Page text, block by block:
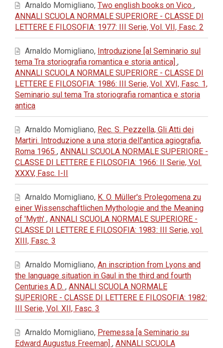
Arnaldo Momigliano, Two english books on Vico ,
ANNALI SCUOLA NORMALE SUPERIORE - CLASSE DI
LETTERE E FILOSOFIA: 1977: III Serie, Vol. VII, Fasc. 2
Arnaldo Momigliano, Introduzione [al Seminario sul
tema Tra storiografia romantica e storia antica] ,
ANNALI SCUOLA NORMALE SUPERIORE - CLASSE DI
LETTERE E FILOSOFIA: 1986: III Serie, Vol. XVI, Fasc. 1,
Seminario sul tema Tra storiografia romantica e storia
antica
Arnaldo Momigliano, Rec. S. Pezzella, Gli Atti dei
Martiri. Introduzione a una storia dell'antica agiografia,
Roma 1965 , ANNALI SCUOLA NORMALE SUPERIORE -
CLASSE DI LETTERE E FILOSOFIA: 1966: II Serie, Vol.
XXXV, Fasc. I-II
Arnaldo Momigliano, K. O. Müller's Prolegomena zu
einer Wissenschaftlichen Mythologie and the Meaning
of 'Myth' , ANNALI SCUOLA NORMALE SUPERIORE -
CLASSE DI LETTERE E FILOSOFIA: 1983: III Serie, vol.
XIII, Fasc. 3
Arnaldo Momigliano, An inscription from Lyons and
the language situation in Gaul in the third and fourth
Centuries A.D. , ANNALI SCUOLA NORMALE
SUPERIORE - CLASSE DI LETTERE E FILOSOFIA: 1982:
III Serie, Vol. XII, Fasc. 3
Arnaldo Momigliano, Premessa [a Seminario su
Edward Augustus Freeman] , ANNALI SCUOLA